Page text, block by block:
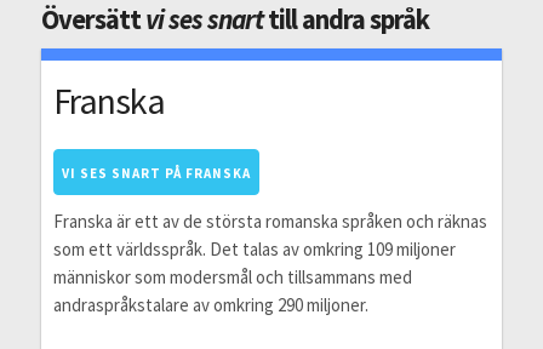
Översättvi ses snarttill andra språk
Franska
VI SES SNART PÅ FRANSKA
Franska är ett av de största romanska språken och räknas
som ett världsspråk. Det talas av omkring 109 miljoner
människor som modersmål och tillsammans med
andraspråkstalare av omkring 290 miljoner.